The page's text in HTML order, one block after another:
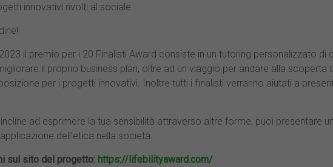
innovativi rivolti al sociale.
il premio per i 20 Finalisti Award consiste in un tutoring personalizzato
il proprio business plan, oltre ad un viaggio per andare alla scoperta
per i progetti innovativi. Inoltre tutti i finalisti verranno aiutati a
ad esprimere la tua sensibilità attraverso altre forme, puoi presentare
dell’etica nella società.
sul sito del progetto: https://lifebilityaward.com/